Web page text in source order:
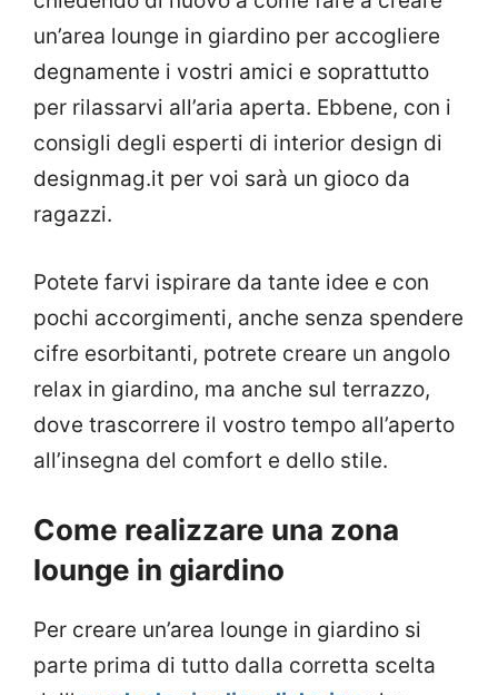
un’area lounge in giardino per accogliere
degnamente i vostri amici e soprattutto
per rilassarvi all’aria aperta. Ebbene, con i
consigli degli esperti di interior design di
designmag.it per voi sarà un gioco da
ragazzi.
Potete farvi ispirare da tante idee e con
pochi accorgimenti, anche senza spendere
cifre esorbitanti, potrete creare un angolo
relax in giardino, ma anche sul terrazzo,
dove trascorrere il vostro tempo all’aperto
all’insegna del comfort e dello stile.
Come realizzare una zona
lounge in giardino
Per creare un’area lounge in giardino si
parte prima di tutto dalla corretta scelta